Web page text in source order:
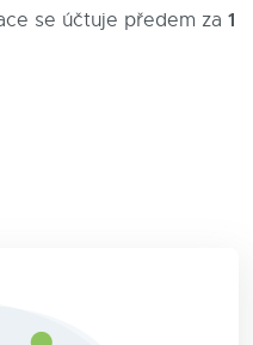
se účtuje předem za 1